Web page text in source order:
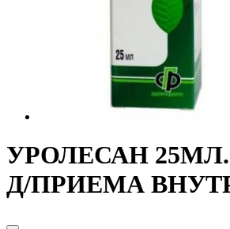
УРОЛЕСАН
Д/ПРИЕМА